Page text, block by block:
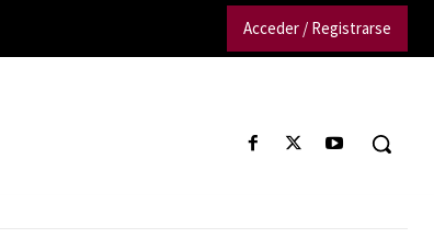
Acceder / Registrarse